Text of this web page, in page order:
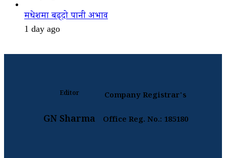
मधेशमा बढ्दो पानी अभाव
1 day ago
Editor
GN Sharma
Company Registrar's
Office Reg. No.: 185180